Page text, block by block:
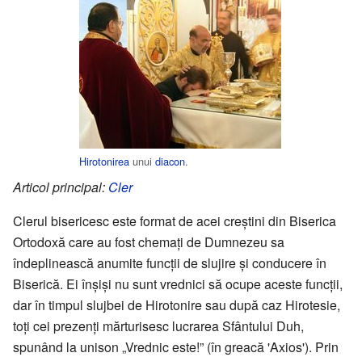
Hirotonirea unui diacon.
Articol principal: Cler
Clerul bisericesc este format de acei creștini din Biserica
Ortodoxă care au fost chemați de Dumnezeu sa
îndeplinească anumite funcții de slujire și conducere în
Biserică. Ei înșiși nu sunt vrednici să ocupe aceste funcții,
dar în timpul slujbei de Hirotonire sau după caz Hirotesie,
toți cei prezenți mărturisesc lucrarea Sfântului Duh,
spunând la unison „Vrednic este!” (în greacă 'Axios'). Prin